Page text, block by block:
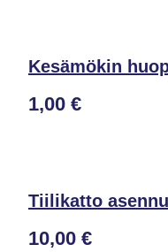
Kesämökin
1,00 €
Tiilikatto
10,00 €